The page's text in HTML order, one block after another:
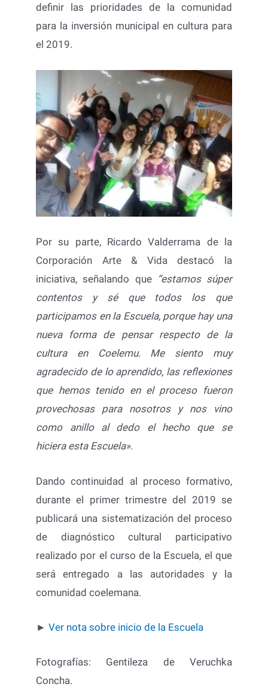
definir las prioridades de la comunidad
para la inversión municipal en cultura para
el 2019.
Por su parte, Ricardo Valderrama de la
Corporación Arte & Vida destacó la
iniciativa, señalando que “estamos súper
contentos y sé que todos los que
participamos en la Escuela, porque hay una
nueva forma de pensar respecto de la
cultura en Coelemu. Me siento muy
agradecido de lo aprendido, las reflexiones
que hemos tenido en el proceso fueron
provechosas para nosotros y nos vino
como anillo al dedo el hecho que se
hiciera esta Escuela».
Dando continuidad al proceso formativo,
durante el primer trimestre del 2019 se
publicará una sistematización del proceso
de diagnóstico cultural participativo
realizado por el curso de la Escuela, el que
será entregado a las autoridades y la
comunidad coelemana.
►Ver nota sobre inicio de la Escuela
Fotografías: Gentileza de Veruchka
Concha.